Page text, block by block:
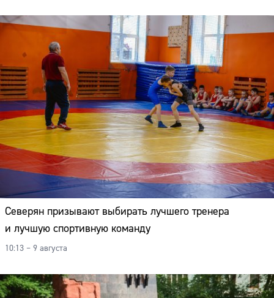
Северян призывают выбирать лучшего тренера
и лучшую спортивную команду
10:13 – 9 августа